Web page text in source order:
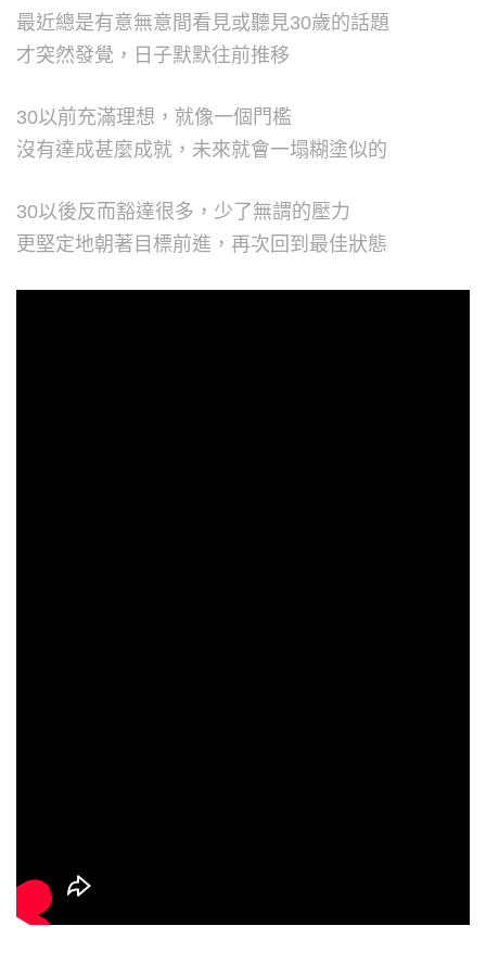
最近總是有意無意間看見或聽見30歲的話題
才突然發覺，日子默默往前推移
30以前充滿理想，就像一個門檻
沒有達成甚麼成就，未來就會一塌糊塗似的
30以後反而豁達很多，少了無謂的壓力
更堅定地朝著目標前進，再次回到最佳狀態